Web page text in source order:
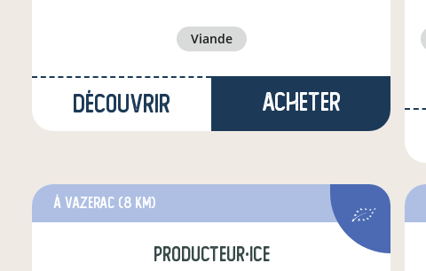
viande
Découvrir Acheter
à Vazerac (8 km)
producteur·ice